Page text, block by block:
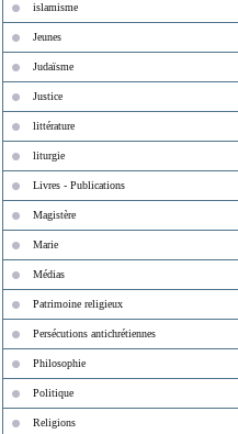
islamisme
Jeunes
Judaïsme
Justice
littérature
liturgie
Livres - Publications
Magistère
Marie
Médias
Patrimoine religieux
Persécutions antichrétiennes
Philosophie
Politique
Religions